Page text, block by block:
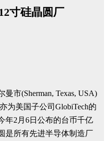
寸硅晶圆厂
市(Sherman, Texas, USA)
为美国子公司GlobiTech的
年2月6日公布的台币千亿
是所有先进半导体制造厂